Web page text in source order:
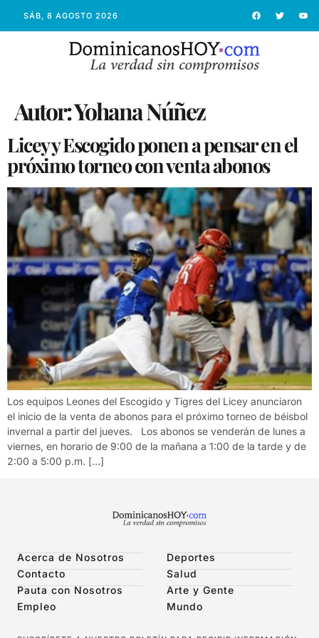
SÁB, 8 AGOSTO 2026
Autor:Yohana Núñez
Licey y Escogido ponen a pensar en el
próximo torneo con venta abonos
Los equipos Leones del Escogido y Tigres del Licey anunciaron
el inicio de la venta de abonos para el próximo torneo de béisbol
invernal a partir del jueves. Los abonos se venderán de lunes a
viernes, en horario de 9:00 de la mañana a 1:00 de la tarde y de
2:00 a 5:00 p.m. […]
Acerca de Nosotros
Contacto
Pauta con Nosotros
Empleo
Deportes
Salud
Arte y Gente
Mundo